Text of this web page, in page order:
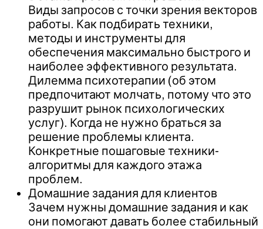
Виды запросов с точки зрения векторов
работы. Как подбирать техники,
методы и инструменты для
обеспечения максимально быстрого и
наиболее эффективного результата.
Дилемма психотерапии (об этом
предпочитают молчать, потому что это
разрушит рынок психологических
услуг). Когда не нужно браться за
решение проблемы клиента.
Конкретные пошаговые техники-
алгоритмы для каждого этажа
проблем.
Домашние задания для клиентов
Зачем нужны домашние задания и как
они помогают давать более стабильный